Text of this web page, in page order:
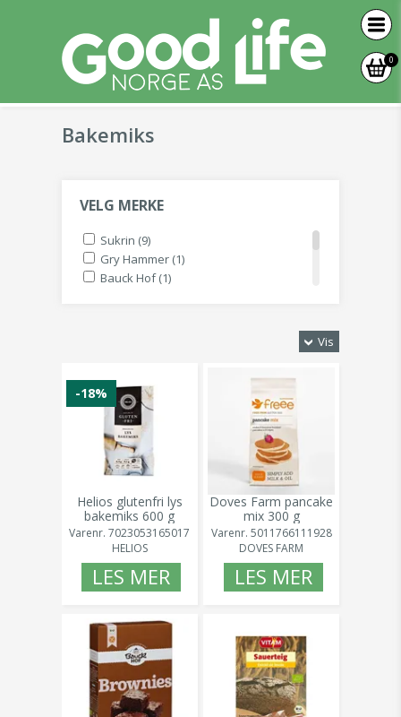
0
Bakemiks
VELG MERKE
Sukrin (9)
Gry Hammer (1)
Bauck Hof (1)
Vis
-18%
Helios glutenfri lys
bakemiks 600 g
Varenr. 7023053165017
HELIOS
LES MER
Doves Farm pancake
mix 300 g
Varenr. 5011766111928
DOVES FARM
LES MER